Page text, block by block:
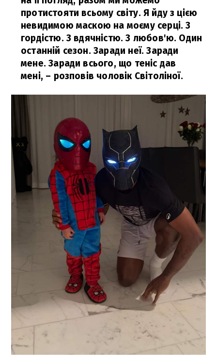
протистояти всьому світу. Я йду з цією
невидимою маскою на моєму серці. З
гордістю. З вдячністю. З любов'ю. Один
останній сезон. Заради неї. Заради
мене. Заради всього, що теніс дав
мені, – розповів чоловік Світоліної.